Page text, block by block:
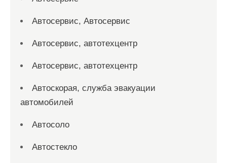
Автосервис, Автосервис
Автосервис, автотехцентр
Автосервис, автотехцентр
Автоскорая, служба эвакуации
автомобилей
Автосоло
Автостекло